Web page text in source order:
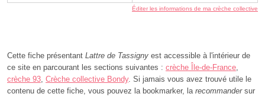
Éditer les informations de ma crèche collective
Cette fiche présentant Lattre de Tassigny est accessible à l'intérieur de
ce site en parcourant les sections suivantes : crèche Île-de-France
crèche 93 Crèche collective Bondy. Si jamais vous avez trouvé utile le
contenu de cette fiche, vous pouvez la bookmarker, la recommandersur